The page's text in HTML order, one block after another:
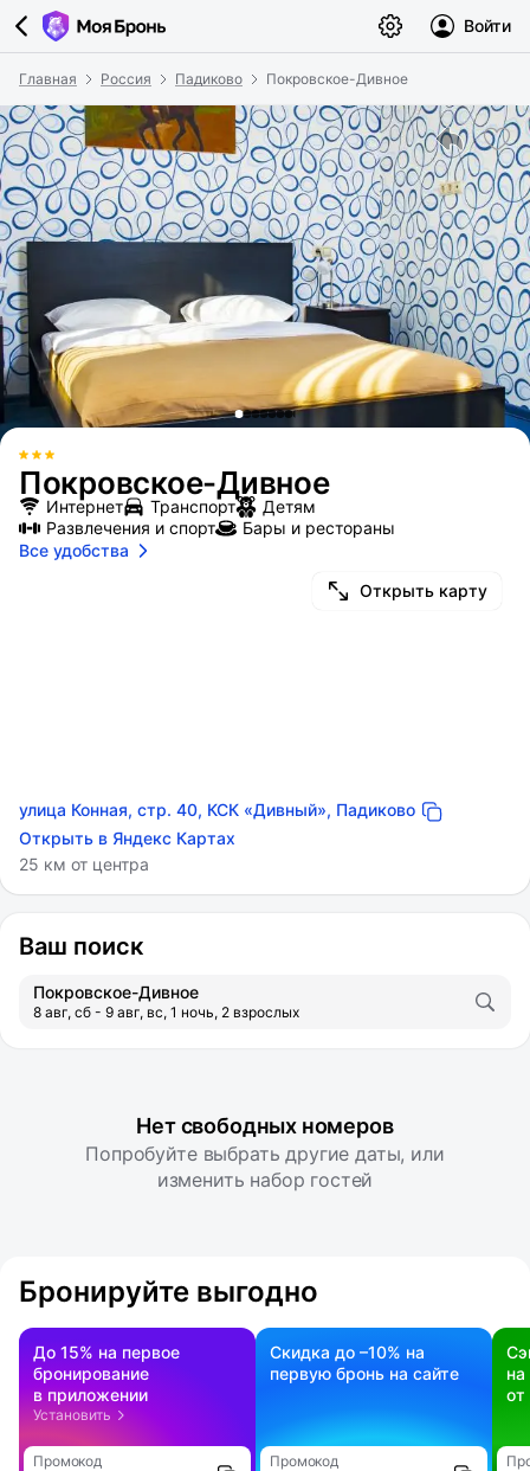
Войти
Главная Россия Падиково Покровское-Дивное
Покровское-Дивное
Открыть карту
улица Конная, стр. 40, КСК «Дивный», Падиково
Открыть в Яндекс Картах
25 км от центра
Интернет Транспорт
Детям
Развлечения и спорт
Бары и рестораны
Все удобства
Ваш поиск
Покровское-Дивное
8 авг, сб - 9 авг, вс, 1 ночь, 2 взрослых
Нет свободных номеров
Попробуйте выбрать другие даты, или
изменить набор гостей
Бронируйте выгодно
До 15% на первое
бронирование
в приложении
Установить
Промокод
Скидка до –10% на
первую бронь на сайте
Промокод
на